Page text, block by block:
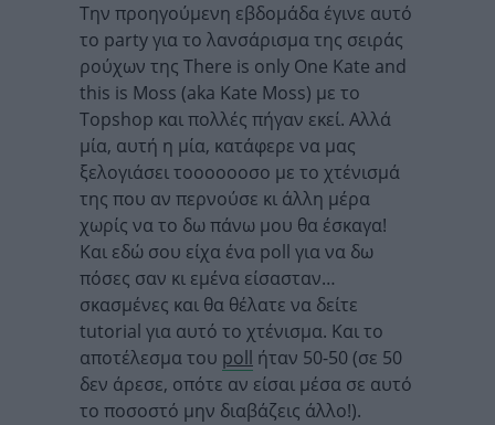
Την προηγούμενη εβδομάδα έγινε αυτό
το party για το λανσάρισμα της σειράς
ρούχων της There is only One Kate and
this is Moss (aka Kate Moss) με το
Topshop και πολλές πήγαν εκεί. Αλλά
μία, αυτή η μία, κατάφερε να μας
ξελογιάσει τοοοοοοσο με το χτένισμά
της που αν περνούσε κι άλλη μέρα
χωρίς να το δω πάνω μου θα έσκαγα!
Και εδώ σου είχα ένα poll για να δω
πόσες σαν κι εμένα είσασταν…
σκασμένες και θα θέλατε να δείτε
tutorial για αυτό το χτένισμα. Και το
αποτέλεσμα του poll ήταν 50-50 (σε 50
δεν άρεσε, οπότε αν είσαι μέσα σε αυτό
το ποσοστό μην διαβάζεις άλλο!).